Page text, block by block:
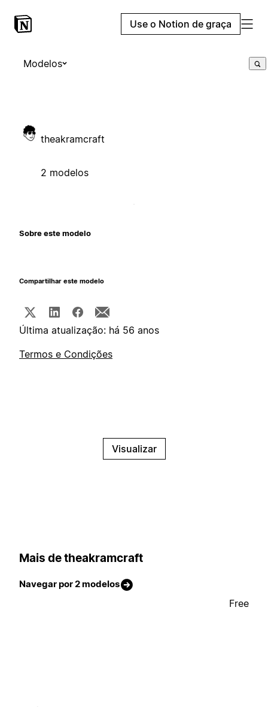
Use o Notion de graça
Modelos
theakramcraft
2 modelos
Sobre este modelo
Compartilhar este modelo
Última atualização: há 56 anos
Termos e Condições
Visualizar
Mais de theakramcraft
Navegar por 2 modelos
Free